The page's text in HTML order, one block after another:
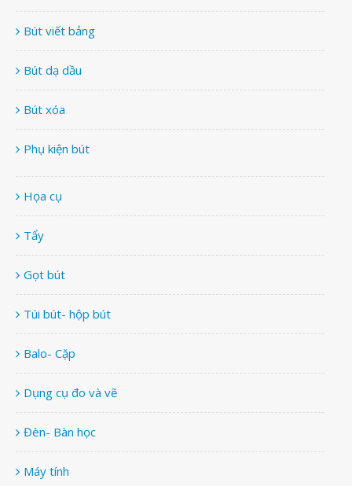
Bút viết bảng
Bút dạ dầu
Bút xóa
Phụ kiện bút
Họa cụ
Tẩy
Gọt bút
Túi bút- hộp bút
Balo- Cặp
Dụng cụ đo và vẽ
Đèn- Bàn học
Máy tính